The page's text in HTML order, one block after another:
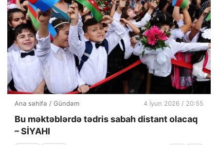
Ana səhifə / Gündəm 4 İyun 2026 / 20:55
Bu məktəblərdə tədris sabah distant olacaq
– SİYAHI